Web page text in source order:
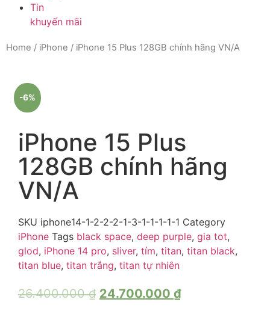
Tin
khuyến mãi
Home / iPhone / iPhone 15 Plus 128GB chính hãng VN/A
-6%
iPhone 15 Plus
128GB chính hãng
VN/A
SKU iphone14-1-2-2-2-1-3-1-1-1-1-1 Category
iPhone Tags black space, deep purple, gia tot,
glod, iPhone 14 pro, sliver, tím, titan, titan black,
titan blue, titan trắng, titan tự nhiên
26.400.000₫ 24.700.000 ₫